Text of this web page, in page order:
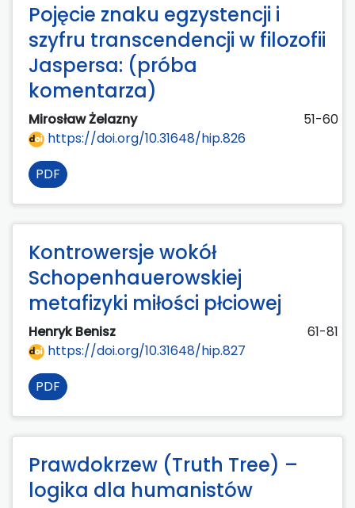
Pojęcie znaku egzystencji i
szyfru transcendencji w filozofii
Jaspersa: (próba
komentarza)
Mirosław Żelazny
51-60
https://doi.org/10.31648/hip.826
PDF
Kontrowersje wokół
Schopenhauerowskiej
metafizyki miłości płciowej
Henryk Benisz
61-81
https://doi.org/10.31648/hip.827
PDF
Prawdokrzew (Truth Tree) –
logika dla humanistów